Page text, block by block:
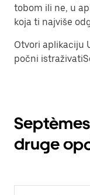
tobom ili ne, u
koja ti najviše
Otvori aplikaciju
počni
druge